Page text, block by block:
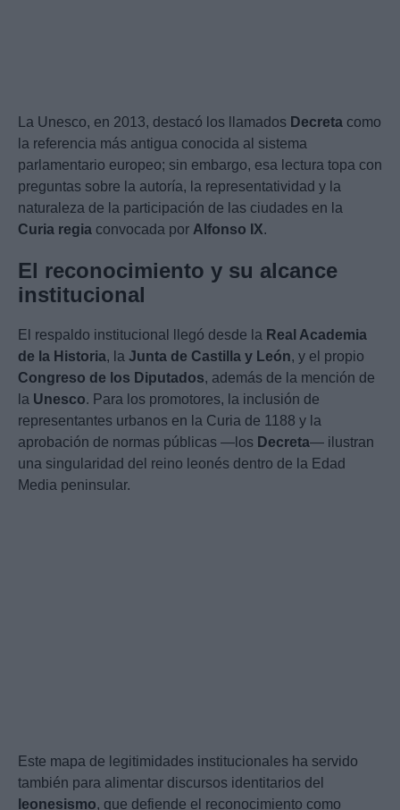
La Unesco, en 2013, destacó los llamados Decreta como
la referencia más antigua conocida al sistema
parlamentario europeo; sin embargo, esa lectura topa con
preguntas sobre la autoría, la representatividad y la
naturaleza de la participación de las ciudades en la
Curia regia convocada por Alfonso IX.
El reconocimiento y su alcance
institucional
El respaldo institucional llegó desde la Real Academia
de la Historia, la Junta de Castilla y León, y el propio
Congreso de los Diputados, además de la mención de
la Unesco. Para los promotores, la inclusión de
representantes urbanos en la Curia de 1188 y la
aprobación de normas públicas —los Decreta— ilustran
una singularidad del reino leonés dentro de la Edad
Media peninsular.
Este mapa de legitimidades institucionales ha servido
también para alimentar discursos identitarios del
leonesismo, que defiende el reconocimiento como